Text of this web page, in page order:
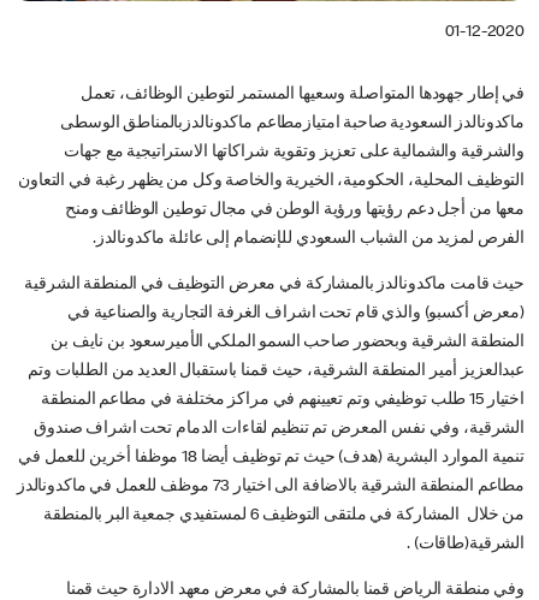
01-12-2020
في إطار جهودها المتواصلة وسعيها المستمر لتوطين الوظائف، تعمل
ماكدونالدز السعودية صاحبة امتيازمطاعم ماكدونالدزبالمناطق الوسطى
والشرقية والشمالية على تعزيز وتقوية شراكاتها الاستراتيجية مع جهات
التوظيف المحلية، الحكومية، الخيرية والخاصة وكل من يظهر رغبة في التعاون
معها من أجل دعم رؤيتها ورؤية الوطن في مجال توطين الوظائف ومنح
الفرص لمزيد من الشباب السعودي للإنضمام إلى عائلة ماكدونالدز.
حيث قامت ماكدونالدز بالمشاركة في معرض التوظيف في المنطقة الشرقية
(معرض أكسبو) والذي قام تحت اشراف الغرفة التجارية والصناعية في
المنطقة الشرقية وبحضور صاحب السمو الملكي الأميرسعود بن نايف بن
عبدالعزيز أمير المنطقة الشرقية، حيث قمنا باستقبال العديد من الطلبات وتم
اختيار 15 طلب توظيفي وتم تعيينهم في مراكز مختلفة في مطاعم المنطقة
الشرقية، وفي نفس المعرض تم تنظيم لقاءات الدمام تحت اشراف صندوق
تنمية الموارد البشرية (هدف) حيث تم توظيف أيضا 18 موظفا أخرين للعمل في
مطاعم المنطقة الشرقية بالاضافة الى اختيار 73 موظف للعمل في ماكدونالدز
من خلال المشاركة في ملتقى التوظيف 6 لمستفيدي جمعية البر بالمنطقة
الشرقية(طاقات) .
وفي منطقة الرياض قمنا بالمشاركة في معرض معهد الادارة حيث قمنا